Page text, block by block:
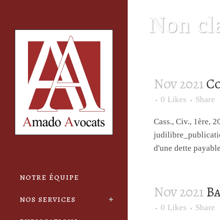
notre équipe
nos services
Non
Nov 2021
0 Likes Share
Cass., Civ., 1ère,
d'une dette
Nov 2021
0 Likes Share